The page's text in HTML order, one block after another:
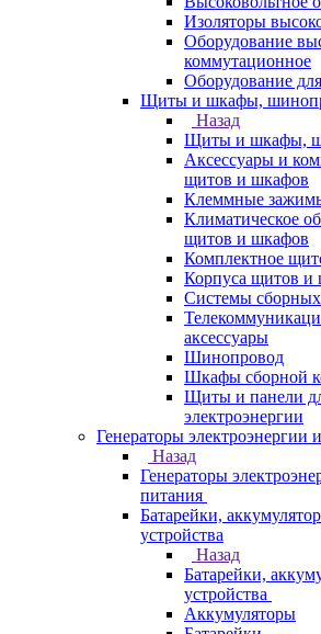
Изоляторы
Оборудование
коммутационное
Оборудование
Щиты и шкафы,
Назад
Щиты и шкафы,
Аксессуары и
щитов и шкафов
Клеммные
Климатическое
щитов и шкафов
Комплектное
Корпуса щитов и
Системы
аксессуары
Шинопровод
Шкафы сборной
Щиты и панели
электроэнергии
Генераторы электроэнергии
Назад
Генераторы
питания
Батарейки,
устройства
Назад
Батарейки,
устройства
Аккумуляторы